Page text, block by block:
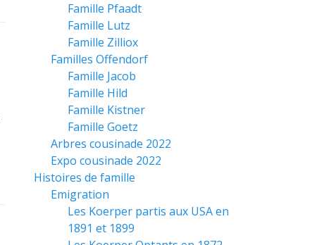
Famille Pfaadt
Famille Lutz
Famille Zilliox
Familles Offendorf
Famille Jacob
Famille Hild
Famille Kistner
Famille Goetz
Arbres cousinade 2022
Expo cousinade 2022
Histoires de famille
Emigration
Les Koerper partis aux USA en
1891 et 1899